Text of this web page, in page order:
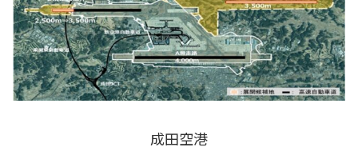
成田空港